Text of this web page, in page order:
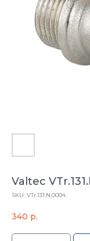
Valtec
SKU: VTr.131.N.0004
340 р.